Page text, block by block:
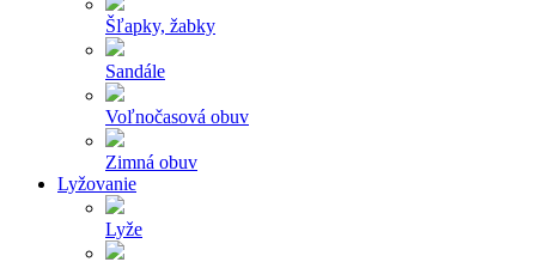
Šľapky, žabky
Sandále
Voľnočasová obuv
Zimná obuv
Lyžovanie
Lyže